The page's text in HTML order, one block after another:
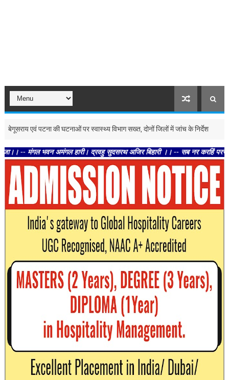
एवं पटना की घटनाओं पर स्वास्थ्य विभाग सख्त, दोनों जिलों में जांच के निर्देश उत्तर-प्रदेश
भवन अमंगल हारी। द्रवहु सुदसरथ अजिर बिहारी ।। -- सब नर करहिं परस्पर